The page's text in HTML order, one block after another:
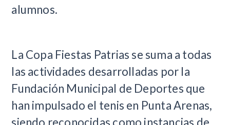
alumnos.
La Copa Fiestas Patrias se suma a todas
las actividades desarrolladas por la
Fundación Municipal de Deportes que
han impulsado el tenis en Punta Arenas,
siendo reconocidas como instancias de